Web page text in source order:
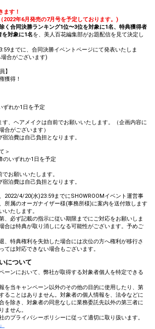
ます！
2022年6月発売の7月号を予定しております。)
く合同決勝ランキング1位〜3位を対象に1名、特典獲得者
を対象に1名を、美人百花編集部がお題配信を見て決定し
までに、合同決勝イベントページにて発表いたしま
合がございます)
】
獲得！
ずれか1日を予定
、ヘアメイクは自前でお願いいたします。（企画内容に
合がございます）
泊費は自己負担となります。
＞
のいずれか1日を予定
お願いいたします。
泊費は自己負担となります。
2022/4/20(水)23:59までにSHOWROOMイベント運営事
所属のオーガナイザー様(事務所様)に案内を送付致します
いたします。
、必ず記載の指示に従い期限までにご対応をお願いしま
合は特典が取り消しになる可能性がございます。予めご
、特典権利を失効した場合には次位の方へ権利が移行さ
ては対応できない場合もございます。
について
ーンにおいて、弊社が取得する対象者個人を特定できる
を当キャンペーン以外のその他の目的に使用したり、第
ることはありません。対象者の個人情報を、法令などに
を除き、対象者の同意なしに業務委託先以外の第三者に
ません。
のプライバシーポリシーに従って適切に取り扱います。